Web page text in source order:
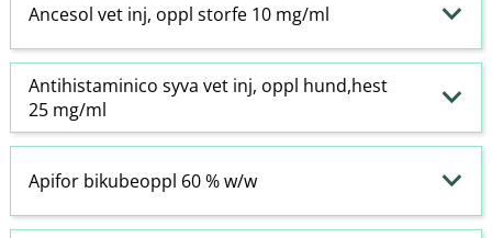
Ancesol vet inj, oppl storfe 10 mg/ml
Antihistaminico syva vet inj, oppl hund,hest
25 mg/ml
Apifor bikubeoppl 60 % w​/​w